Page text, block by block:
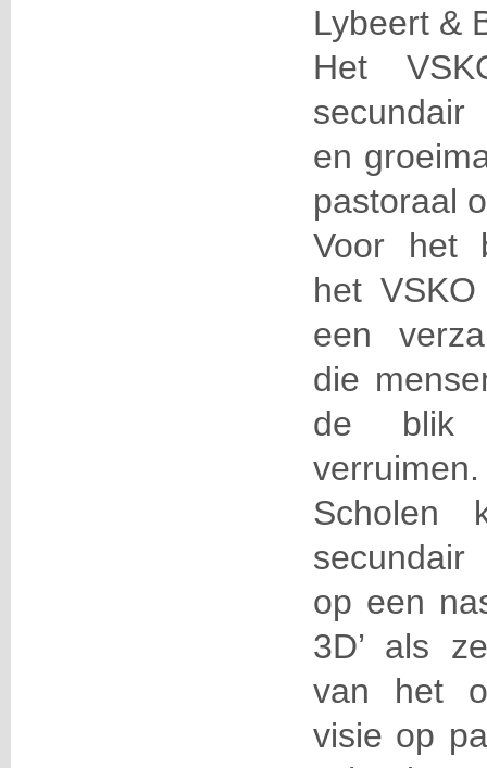
Lybeert &
Het
en
pastoraal
Voor het
het
een
die
de blik
verruimen.
Scholen
secundair
op een
3D’ als
van het
visie op